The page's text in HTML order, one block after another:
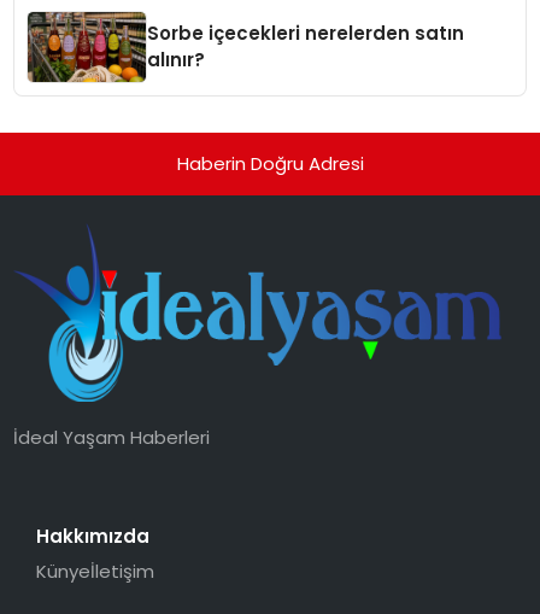
Sorbe içecekleri nerelerden satın
alınır?
Haberin Doğru Adresi
İdeal Yaşam Haberleri
Hakkımızda
Künyeİletişim